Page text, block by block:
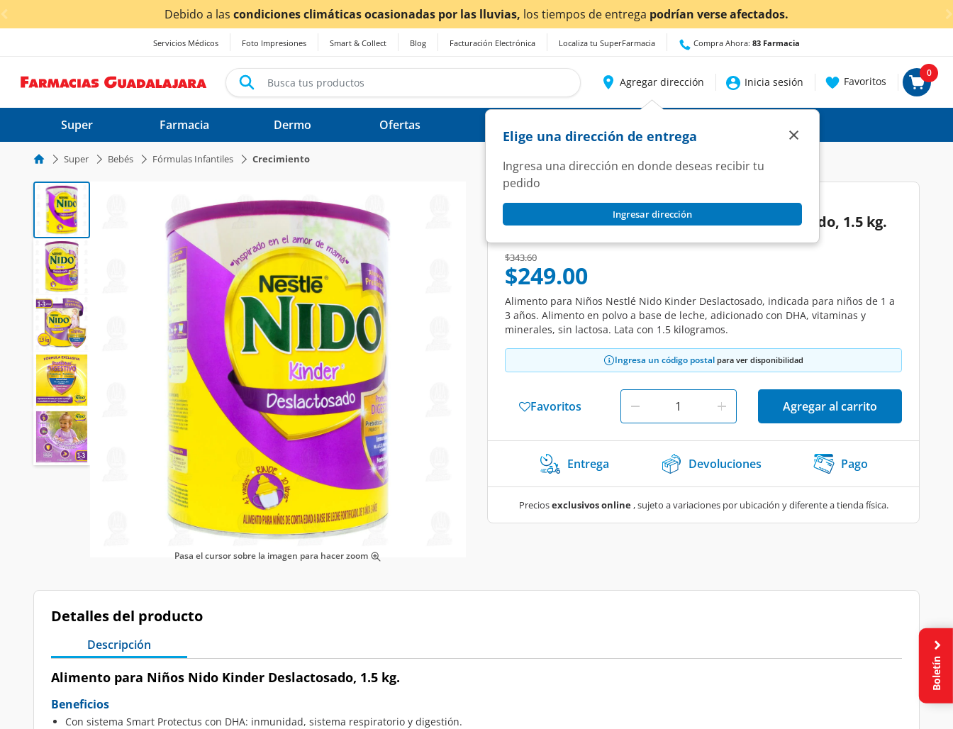
< div class="carousel-inner">
las lluvias, los tiempos de entrega podrían verse afectados. ¡Ahora también en
Servicios Médicos Foto Impresiones Smart & Collect Blog Facturación Electrónica Localiza tu SuperFarmacia Compra Ahora: 83 Farmacia
Agregar dirección
Elige una dirección de entrega
Ingresa una dirección en donde deseas recibir tu
pedido
Ingresar dirección
×
Inicia sesión Favoritos
0
Super Farmacia Dermo Ofertas
Super Bebés Fórmulas Infantiles Crecimiento
Pasa el cursor sobre la imagen para hacer zoom
NIDO
Alimento para Niños Nido Kinder Deslactosado, 1.5 kg.
Price reduced from
$343.60to
$249.00
Alimento para Niños Nestlé Nido Kinder Deslactosado, indicada para niños de 1 a
3 años. Alimento en polvo a base de leche, adicionado con DHA, vitaminas y
minerales, sin lactosa. Lata con 1.5 kilogramos.
Ingresa un código postal para ver disponibilidad
Favoritos Agregar al carrito
Entrega Devoluciones Pago
Preciosexclusivos online, sujeto a variaciones por ubicación y diferente a tienda física.
Detalles del producto
Descripción
Alimento para Niños Nido Kinder Deslactosado, 1.5 kg.
Beneficios
Con sistema Smart Protectus con DHA: inmunidad, sistema respiratorio y digestión.
Boletín